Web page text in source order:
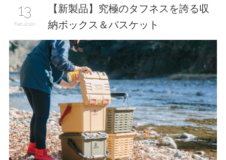
13
Feb 2020
【新製品】究極のタフネスを誇る収
納ボックス＆バスケット